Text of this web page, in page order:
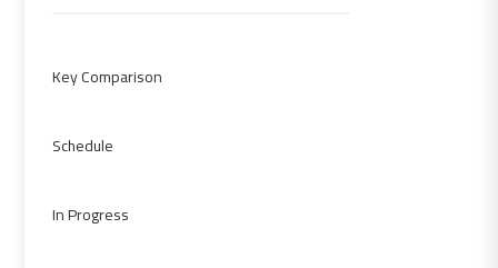
Key Comparison
Schedule
In Progress